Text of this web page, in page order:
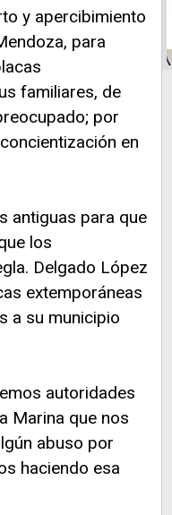
y apercibimiento
para
familiares, de
por
en
antiguas para que
los
Delgado López
extemporáneas
a su municipio
autoridades
Marina que nos
abuso por
haciendo esa